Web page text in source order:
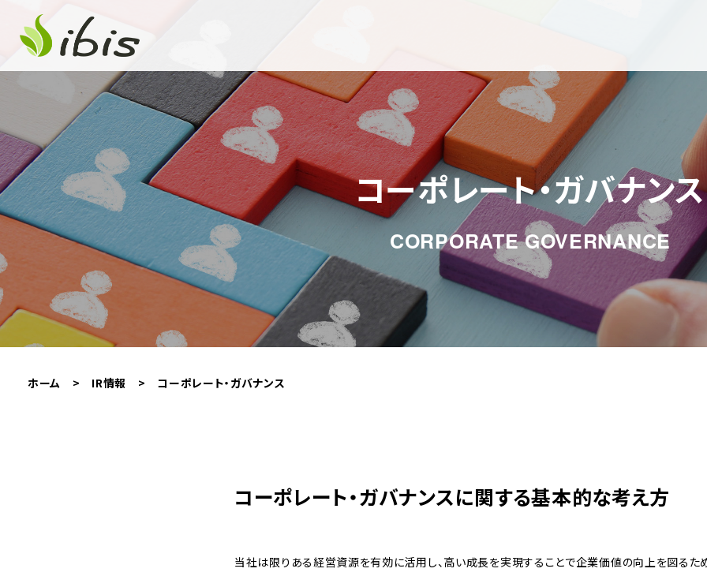
コーポレート・ガバナンス
CORPORATE GOVERNANCE
ホーム > IR情報 > コーポレート・ガバナンス
コーポレート・ガバナンスに関する基本的な考え方
当社は限りある経営資源を有効に活用し、高い成長を実現することで企業価値の向上を図るため